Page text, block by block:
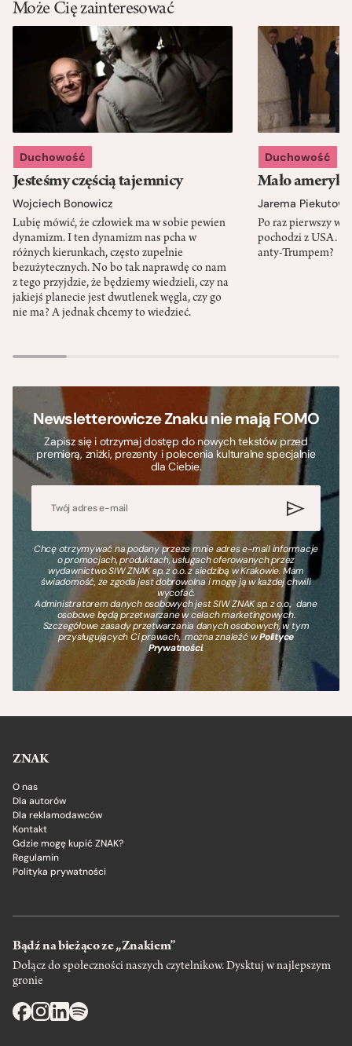
Może Cię zainteresować
Duchowość
Jesteśmy częścią tajemnicy
Wojciech Bonowicz
Lubię mówić, że człowiek ma w sobie pewien
dynamizm. I ten dynamizm nas pcha w
różnych kierunkach, często zupełnie
bezużytecznych. No bo tak naprawdę co nam
z tego przyjdzie, że będziemy wiedzieli, czy na
jakiejś planecie jest dwutlenek węgla, czy go
nie ma? A jednak chcemy to wiedzieć.
Duchowość
Mało
Jarema
Po raz pierwszy w
pochodzi z USA.
anty-Trumpem?
Newsletterowicze Znaku nie mają FOMO
Zapisz się i otrzymaj dostęp do nowych tekstów przed
premierą, zniżki, prezenty i polecenia kulturalne specjalnie
dla Ciebie.
Chcę otrzymywać na podany przeze mnie adres e-mail informacje
o promocjach, produktach, usługach oferowanych przez
wydawnictwo SIW ZNAK sp. z o.o. z siedzibą w Krakowie. Mam
świadomość, że zgoda jest dobrowolna i mogę ją w każdej chwili
wycofać.
Administratorem danych osobowych jest SIW ZNAK sp. z o.o., dane
osobowe będą przetwarzane w celach marketingowych.
Szczegółowe zasady przetwarzania danych osobowych, w tym
przysługujących Ci prawach, można znaleźć wPolityce
Prywatności.
ZNAK
O nas
Dla autorów
Dla reklamodawców
Kontakt
Gdzie mogę kupić ZNAK?
Regulamin
Polityka prywatności
Bądź na bieżąco ze „Znakiem”
Dołącz do społeczności naszych czytelnikow. Dysktuj w najlepszym
gronie